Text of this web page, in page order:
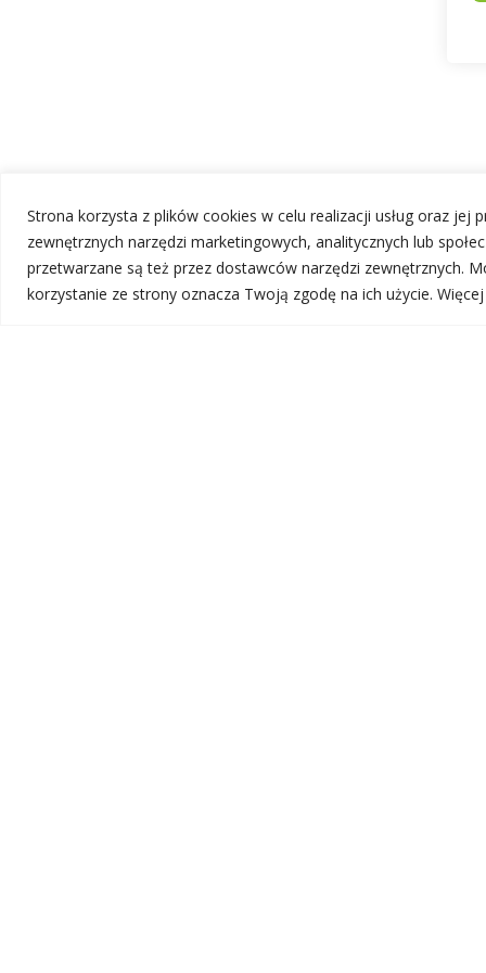
Strona korzysta z plików cookies w celu realizacji usług oraz jej
zewnętrznych narzędzi marketingowych, analitycznych lub
przetwarzane są też przez dostawców narzędzi zewnętrznych.
korzystanie ze strony oznacza Twoją zgodę na ich użycie.